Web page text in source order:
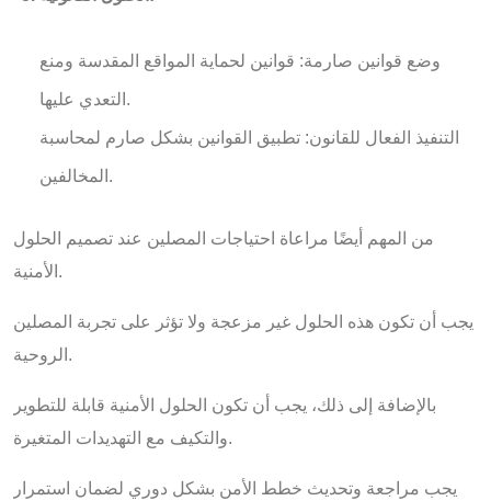
وضع قوانين صارمة: قوانين لحماية المواقع المقدسة ومنع
التعدي عليها.
التنفيذ الفعال للقانون: تطبيق القوانين بشكل صارم لمحاسبة
المخالفين.
من المهم أيضًا مراعاة احتياجات المصلين عند تصميم الحلول
الأمنية.
يجب أن تكون هذه الحلول غير مزعجة ولا تؤثر على تجربة المصلين
الروحية.
بالإضافة إلى ذلك، يجب أن تكون الحلول الأمنية قابلة للتطوير
والتكيف مع التهديدات المتغيرة.
يجب مراجعة وتحديث خطط الأمن بشكل دوري لضمان استمرار